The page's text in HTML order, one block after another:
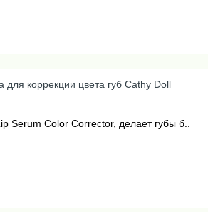
Serum Color Corrector, делает губы б..